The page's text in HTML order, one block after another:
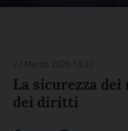
La sicurezza dei
dei diritti